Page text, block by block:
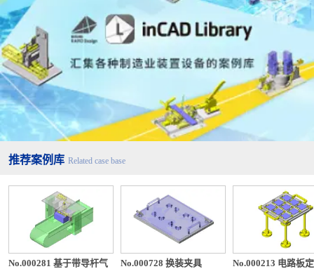
半径
曲半径。
②电缆托架横宽
将电线水平地排列在电缆托架内，
请选定存在有具有足够余量那样的横宽的电缆托
③电缆托架内隔
尽可能多地设置隔板，并分开进行配线。
（最好是每条电线都设置隔板。）
配线上的注意事项
①电线的扭曲
以电线表面上的印刷标示为大致标
准。配线时要
推荐案例库 Related case base
No.000281 基于带导杆气
No.000728 换装夹具
No.000213 电路板